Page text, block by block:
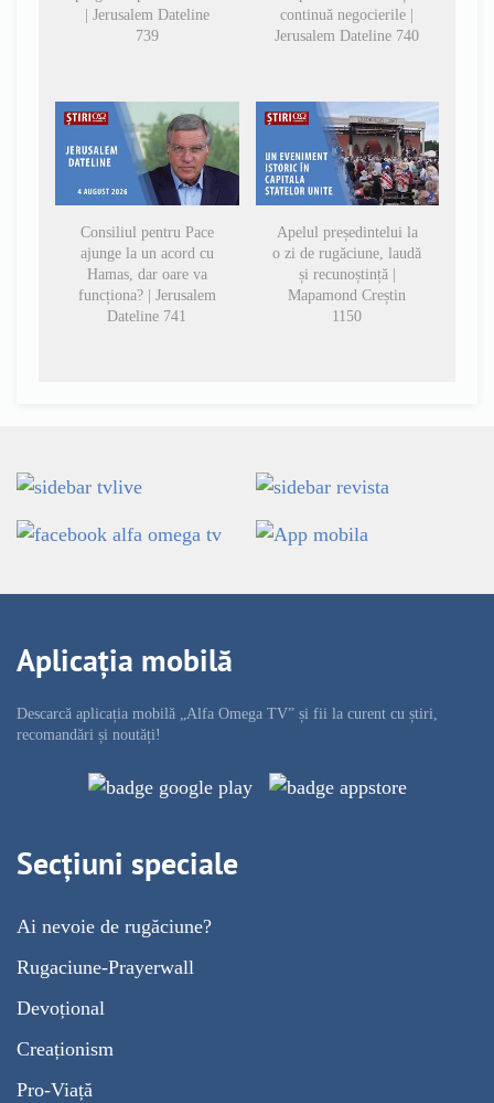
| Jerusalem Dateline
739
continuă negocierile |
Jerusalem Dateline 740
Consiliul pentru Pace
ajunge la un acord cu
Hamas, dar oare va
funcționa? | Jerusalem
Dateline 741
Apelul președintelui la
o zi de rugăciune, laudă
și recunoștință |
Mapamond Creștin
1150
Aplicația mobilă
Descarcă aplicația mobilă „Alfa Omega TV” și fii la curent cu știri,
recomandări și noutăți!
Secțiuni speciale
Ai nevoie de rugăciune?
Rugaciune-Prayerwall
Devoțional
Creaționism
Pro-Viață